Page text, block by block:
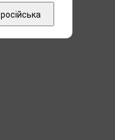
російська